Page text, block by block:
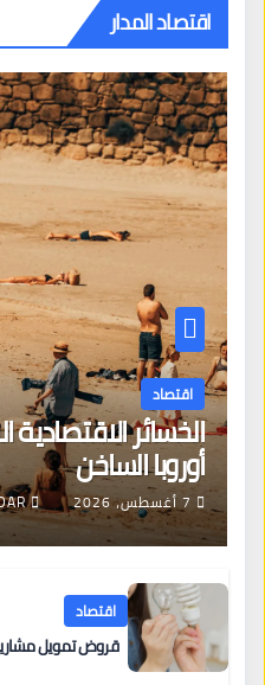
اقتصاد المدار
اقتصاد
الخسائر
أوروبا الساخن
7 أغسطس، 2026
اقتصاد
قروض تمويل